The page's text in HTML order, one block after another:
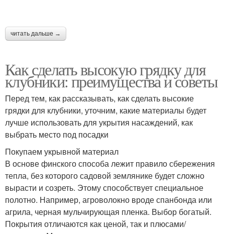
Вертикальные грядки Клубники в грядки
Узкие грядки Грядки к зиме
Грядка к зиме Многоярусная грядка
читать дальше →
Как сделать высокую грядку для
клубники: преимущества и советы
Перед тем, как рассказывать, как сделать высокие
грядки для клубники, уточним, какие материалы будет
лучше использовать для укрытия насаждений, как
выбрать место под посадки
Покупаем укрывной материал
В основе финского способа лежит правило сбережения
тепла, без которого садовой землянике будет сложно
вырасти и созреть. Этому способствует специальное
полотно. Например, агроволокно вроде спанбонда или
агрила, черная мульчирующая пленка. Выбор богатый.
Покрытия отличаются как ценой, так и плюсами/